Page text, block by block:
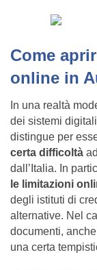
Come
online in
In una realtà
dei sistemi
distingue per
certa difficoltà
dall’Italia. In
le limitazioni
degli istituti di
alternative. Nel
documenti,
una certa